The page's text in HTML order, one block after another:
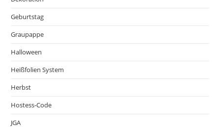
Geburtstag
Graupappe
Halloween
Heißfolien System
Herbst
Hostess-Code
JGA